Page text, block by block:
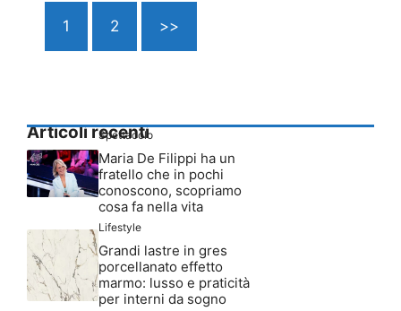
1 2 >>
Articoli recenti
Spettacolo
Maria De Filippi ha un
fratello che in pochi
conoscono, scopriamo
cosa fa nella vita
Lifestyle
Grandi lastre in gres
porcellanato effetto
marmo: lusso e praticità
per interni da sogno